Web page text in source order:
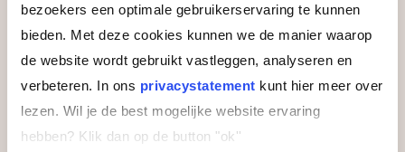
bezoekers een optimale gebruikerservaring te kunnen
bieden. Met deze cookies kunnen we de manier waarop
de website wordt gebruikt vastleggen, analyseren en
verbeteren. In ons privacystatement kunt hier meer over
lezen. Wil je de best mogelijke website ervaring
hebben? Klik dan op de button "ok''
Bilderberg Hotel ’t Speulderbos
Verblijf in dit charmante hotel in het groene hart
van de Veluwe. Een prachtige omgeving voor een
prachtige training.